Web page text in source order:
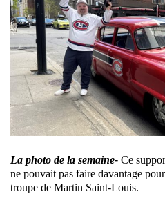
La photo de la semaine- Ce
ne pouvait pas faire davantage
troupe de Martin Saint-Louis.